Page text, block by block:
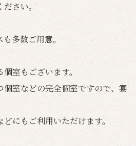
さい。
多数ご用意。
室もございます。
個室などの完全個室ですので、宴
にもご利用いただけます。